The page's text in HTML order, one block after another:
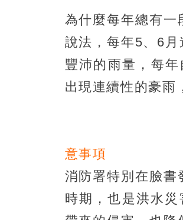
為什麼每年總有一
說法，每年5、6
豐沛的雨量，每
出現連續性的豪雨
意事項
消防署特別在臉書
時期，也是洪水